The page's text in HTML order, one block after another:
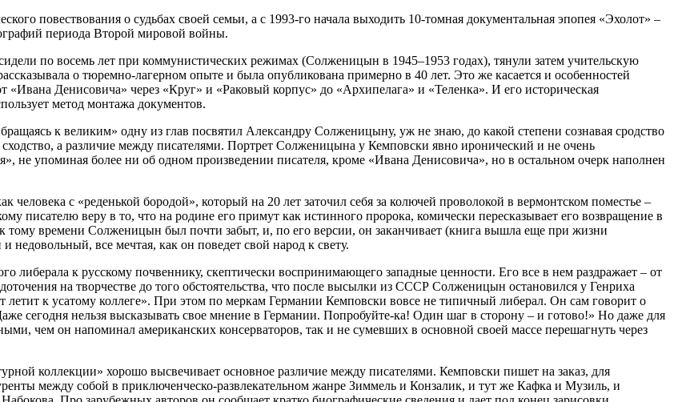
повествования о судьбах своей семьи, а с 1993-го начала выходить 10-томная документальная эпопея «Эхолот» –
периода Второй мировой войны.
по восемь лет при коммунистических режимах (Солженицын в 1945–1953 годах), тянули затем учительскую
о тюремно-лагерном опыте и была опубликована примерно в 40 лет. Это же касается и особенностей
Денисовича» через «Круг» и «Раковый корпус» до «Архипелага» и «Теленка». И его историческая
метод монтажа документов.
к великим» одну из глав посвятил Александру Солженицыну, уж не знаю, до какой степени сознавая сродство
а различие между писателями. Портрет Солженицына у Кемповски явно иронический и не очень
не упоминая более ни об одном произведении писателя, кроме «Ивана Денисовича», но в остальном очерк наполнен
с «реденькой бородой», который на 20 лет заточил себя за колючей проволокой в вермонтском поместье –
писателю веру в то, что на родине его примут как истинного пророка, комически пересказывает его возвращение в
тому времени Солженицын был почти забыт, и, по его версии, он заканчивает (книга вышла еще при жизни
недовольный, все мечтая, как он поведет свой народ к свету.
к русскому почвеннику, скептически воспринимающего западные ценности. Его все в нем раздражает – от
на творчестве до того обстоятельства, что после высылки из СССР Солженицын остановился у Генриха
летит к усатому коллеге». При этом по меркам Германии Кемповски вовсе не типичный либерал. Он сам говорит о
сегодня нельзя высказывать свое мнение в Германии. Попробуйте-ка! Один шаг в сторону – и готово!» Но даже для
чем он напоминал американских консерваторов, так и не сумевших в основной своей массе перешагнуть через
коллекции» хорошо высвечивает основное различие между писателями. Кемповски пишет на заказ, для
между собой в приключенческо-развлекательном жанре Зиммель и Конзалик, и тут же Кафка и Музиль, и